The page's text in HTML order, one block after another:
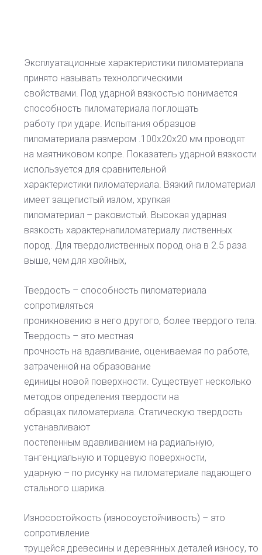
Эксплуатационные характеристики пиломатериала
принято называть технологическими
свойствами. Под ударной вязкостью понимается
способность пиломатериала поглощать
работу при ударе. Испытания образцов
пиломатериала размером .100x20x20 мм проводят
на маятниковом копре. Показатель ударной вязкости
используется для сравнительной
характеристики пиломатериала. Вязкий пиломатериал
имеет защепистый излом, хрупкая
пиломатериал – раковистый. Высокая ударная
вязкость характернапиломатериалу лиственных
пород. Для твердолиственных пород она в 2.5 раза
выше, чем для хвойных,
Твердость – способность пиломатериала
сопротивляться
проникновению в него другого, более твердого тела.
Твердость – это местная
прочность на вдавливание, оцениваемая по работе,
затраченной на образование
единицы новой поверхности. Существует несколько
методов определения твердости на
образцах пиломатериала. Статическую твердость
устанавливают
постепенным вдавливанием на радиальную,
тангенциальную и торцевую поверхности,
ударную – по рисунку на пиломатериале падающего
стального шарика.
Износостойкость (износоустойчивость) – это
сопротивление
трущейся древесины и деревянных деталей износу, то